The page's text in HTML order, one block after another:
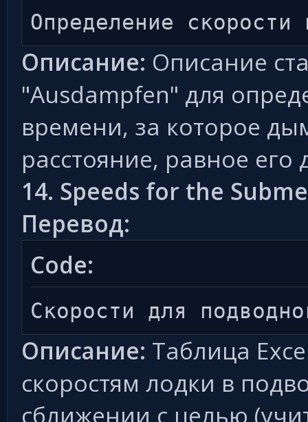
Определение
Описание: Описание
"Ausdampfen" для
времени, за которое
расстояние, равное его
14. Speeds for the
Перевод:
Code:
Скорости для
Описание: Таблица
скоростям лодки в
сближении с целью